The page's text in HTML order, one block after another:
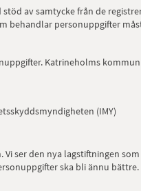
av samtycke från de
personuppgifter
Katrineholms
(IMY)
ser den nya lagstiftningen
ska bli ännu bättre.